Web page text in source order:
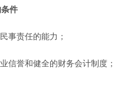
件
事责任的能力；
信誉和健全的财务会计制度；